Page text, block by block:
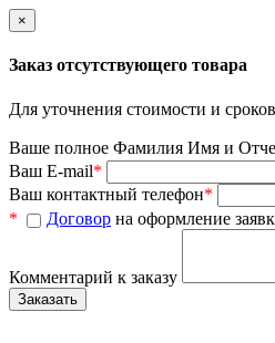
×
Заказ отсутствующего товара
Для уточнения стоимости и
Ваше полное Фамилия Имя и
Ваш E-mail*
Ваш контактный телефон*
*
Договор на оформление
Комментарий к заказу